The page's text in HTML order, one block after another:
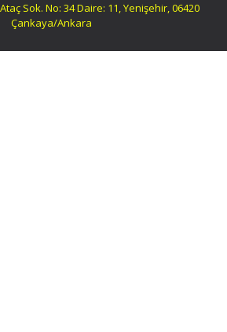
Sok. No: 34 Daire: 11, Yenişehir, 06420
Çankaya/Ankara